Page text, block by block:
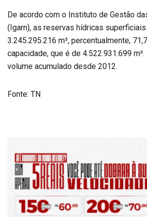
De acordo com o Instituto de Gestão
(Igarn), as reservas hídricas
3.245.295.216 m³, percentualmente,
capacidade, que é de 4.522.931.699
volume acumulado desde 2012.
Fonte: TN